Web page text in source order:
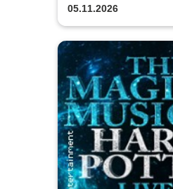
Music
05.11.2026